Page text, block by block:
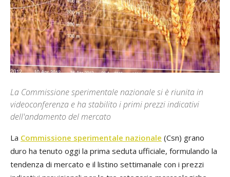
La Commissione sperimentale nazionale si è riunita in
videoconferenza e ha stabilito i primi prezzi indicativi
dell'andamento del mercato
La Commissione sperimentale nazionale (Csn) grano
duro ha tenuto oggi la prima seduta ufficiale, formulando la
tendenza di mercato e il listino settimanale con i prezzi